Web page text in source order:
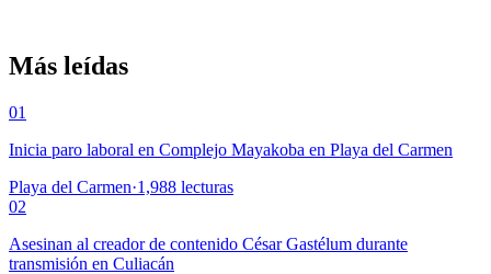
Más leídas
01
Inicia paro laboral en Complejo Mayakoba en Playa del Carmen
Playa del Carmen·1,988 lecturas
02
Asesinan al creador de contenido César Gastélum durante
transmisión en Culiacán